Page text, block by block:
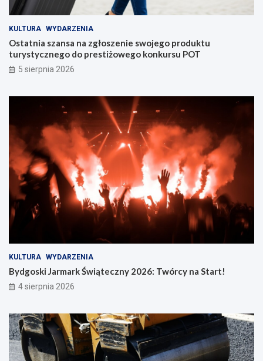
KULTURA WYDARZENIA
Ostatnia szansa na zgłoszenie swojego produktu
turystycznego do prestiżowego konkursu POT
5 sierpnia 2026
KULTURA WYDARZENIA
Bydgoski Jarmark Świąteczny 2026: Twórcy na Start!
4 sierpnia 2026